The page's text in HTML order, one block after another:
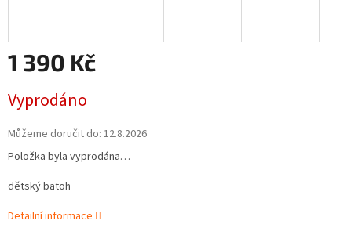
1 390 Kč
cena:
Vyprodáno
Můžeme doručit do: 12.8.2026
Položka byla vyprodána…
dětský batoh
Detailní informace